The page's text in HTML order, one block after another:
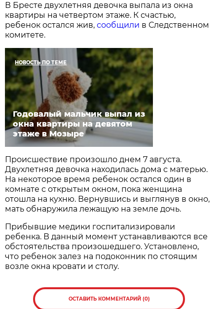
В Бресте двухлетняя девочка выпала из окна
квартиры на четвертом этаже. К счастью,
ребенок остался жив,сообщили в Следственном
комитете.
НОВОСТЬ ПО ТЕМЕ
Годовалый мальчик выпал из
окна квартиры на девятом
этаже в Мозыре
Происшествие произошло днем 7 августа.
Двухлетняя девочка находилась дома с матерью.
На некоторое время ребенок остался один в
комнате с открытым окном, пока женщина
отошла на кухню. Вернувшись и выглянув в окно,
мать обнаружила лежащую на земле дочь.
Прибывшие медики госпитализировали
ребенка. В данный момент устанавливаются все
обстоятельства произошедшего. Установлено,
что ребенок залез на подоконник по стоящим
возле окна кровати и столу.
ОСТАВИТЬ КОММЕНТАРИЙ (0)